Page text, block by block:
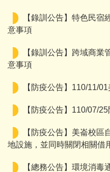
【錄訓公告】特色民
意事項
【錄訓公告】跨域商
意事項
【防疫公告】110/11/
【防疫公告】110/07/
【防疫公告】美崙校區
地設施，並同時關閉相關借
【總務公告】環境消毒